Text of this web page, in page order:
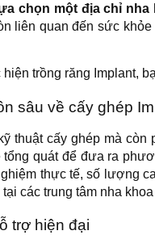
chọn một địa chỉ nha
liên quan đến sức
trồng răng Implant,
sâu về cấy ghép
thuật cấy ghép mà
quát để đưa ra
thực tế, số lượng
các trung tâm nha
trợ hiện đại